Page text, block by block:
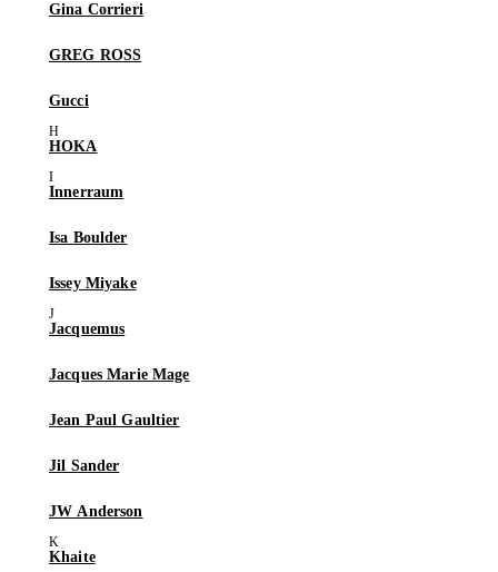
Gina Corrieri
GREG ROSS
Gucci
HOKA
Innerraum
Isa Boulder
Issey Miyake
Jacquemus
Jacques Marie Mage
Jean Paul Gaultier
Jil Sander
JW Anderson
Khaite